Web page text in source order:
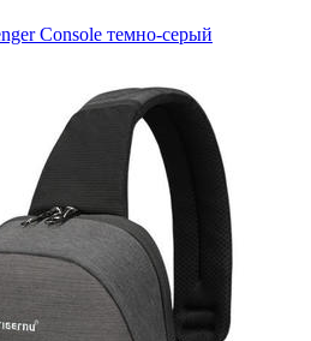
Console темно-cерый